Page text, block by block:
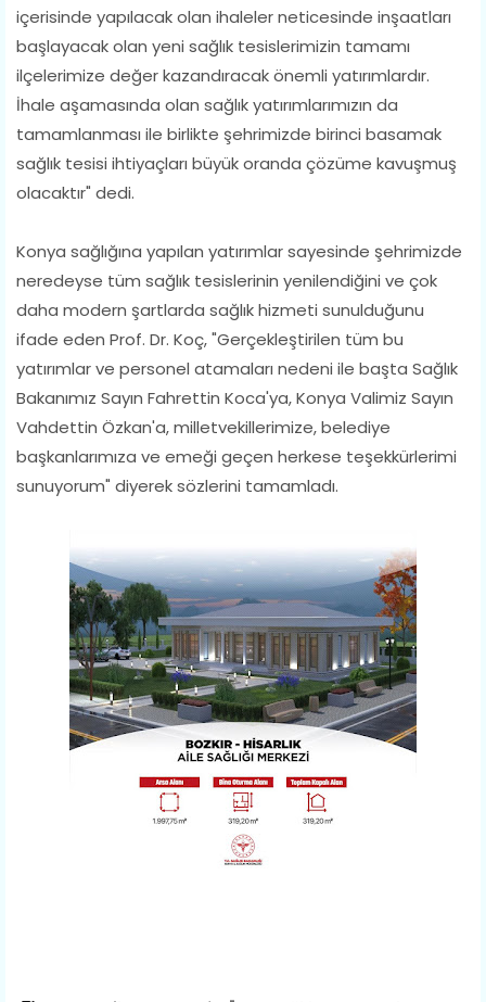
içerisinde yapılacak olan ihaleler neticesinde inşaatları
başlayacak olan yeni sağlık tesislerimizin tamamı
ilçelerimize değer kazandıracak önemli yatırımlardır.
İhale aşamasında olan sağlık yatırımlarımızın da
tamamlanması ile birlikte şehrimizde birinci basamak
sağlık tesisi ihtiyaçları büyük oranda çözüme kavuşmuş
olacaktır" dedi.
Konya sağlığına yapılan yatırımlar sayesinde şehrimizde
neredeyse tüm sağlık tesislerinin yenilendiğini ve çok
daha modern şartlarda sağlık hizmeti sunulduğunu
ifade eden Prof. Dr. Koç, "Gerçekleştirilen tüm bu
yatırımlar ve personel atamaları nedeni ile başta Sağlık
Bakanımız Sayın Fahrettin Koca'ya, Konya Valimiz Sayın
Vahdettin Özkan'a, milletvekillerimize, belediye
başkanlarımıza ve emeği geçen herkese teşekkürlerimi
sunuyorum" diyerek sözlerini tamamladı.